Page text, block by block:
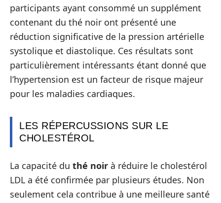
participants ayant consommé un supplément
contenant du thé noir ont présenté une
réduction significative de la pression artérielle
systolique et diastolique. Ces résultats sont
particulièrement intéressants étant donné que
l’hypertension est un facteur de risque majeur
pour les maladies cardiaques.
LES RÉPERCUSSIONS SUR LE
CHOLESTÉROL
La capacité du thé noir à réduire le cholestérol
LDL a été confirmée par plusieurs études. Non
seulement cela contribue à une meilleure santé